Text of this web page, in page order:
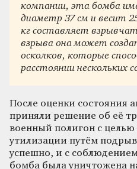
компании, эта бомба
диаметр 37 см и весит
кг составляет
взрыва она может
осколков, которые
расстоянии нескольких
После оценки состояния
приняли решение об её
военный полигон с
утилизации путём
успешно, и с
бомба была уничтожена